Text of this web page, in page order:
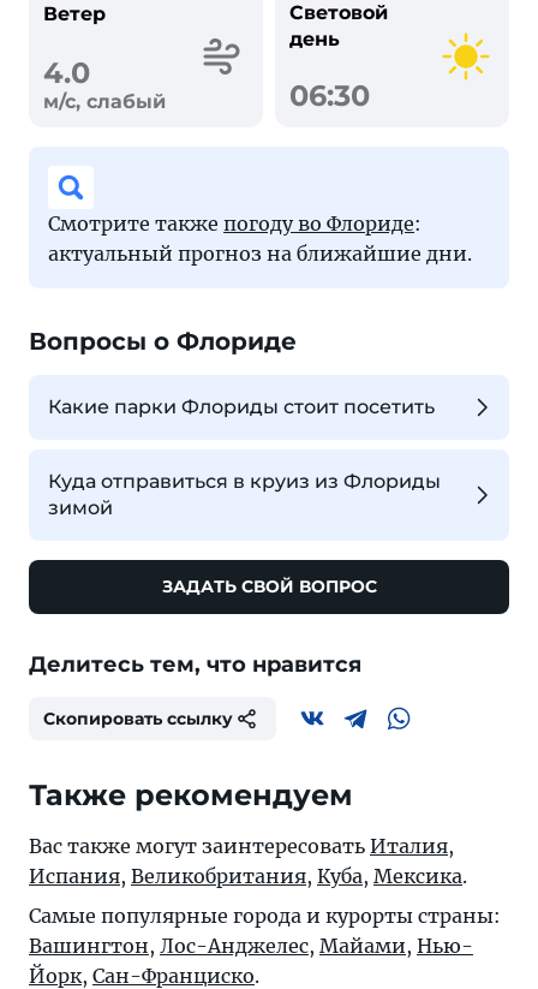
Ветер
4.0
м/с, слабый
Световой
день
06:30
Смотрите также погоду во Флориде:
актуальный прогноз на ближайшие дни.
Вопросы о Флориде
Какие парки Флориды стоит посетить
Куда отправиться в круиз из Флориды
зимой
ЗАДАТЬ СВОЙ ВОПРОС
Делитесь тем, что нравится
Скопировать ссылку
Также рекомендуем
Вас также могут заинтересовать Италия,
Испания, Великобритания, Куба, Мексика.
Самые популярные города и курорты страны:
Вашингтон, Лос-Анджелес, Майами, Нью-
Йорк, Сан-Франциско.